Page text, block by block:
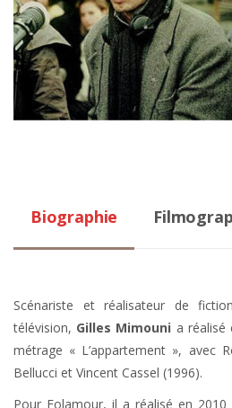
Biographie
Scénariste et réalisateur de
télévision, Gilles Mimouni a réalisé
métrage « L’appartement », avec
Bellucci et Vincent Cassel (1996).
Pour Folamour, il a réalisé en 2010